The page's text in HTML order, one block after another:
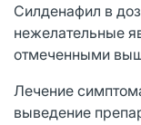
Силденафил в
нежелательные
отмеченными
Лечение
выведение